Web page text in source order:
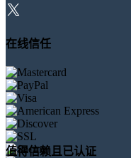
在线信任
值得信赖且已认证